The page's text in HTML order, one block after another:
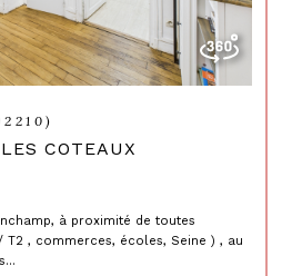
COTEAUX
à proximité de toutes
, commerces, écoles, Seine ) , au